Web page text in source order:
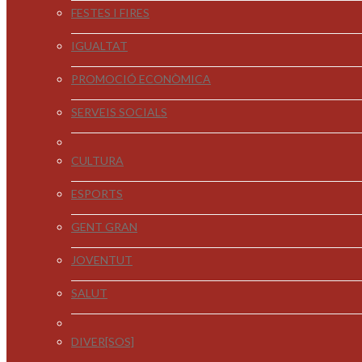
FESTES I FIRES
IGUALTAT
PROMOCIÓ ECONÒMICA
SERVEIS SOCIALS
CULTURA
ESPORTS
GENT GRAN
JOVENTUT
SALUT
DIVER[SOS]